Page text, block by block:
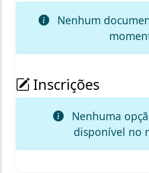
Nenhum
Inscrições
Nenhuma
disponível no